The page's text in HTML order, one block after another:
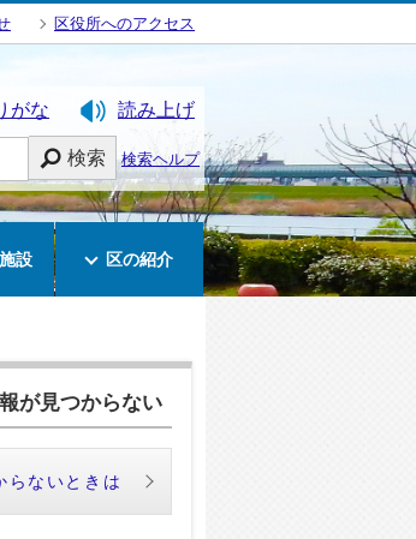
区役所へのアクセス
がな 読み上げ
検索 検索ヘルプ
設 区の紹介
が見つからない
らないときは